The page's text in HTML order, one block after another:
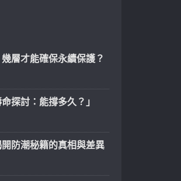
層才能確保永續保護？
探討：能撐多久？」
防潮秘籍的真相與差異